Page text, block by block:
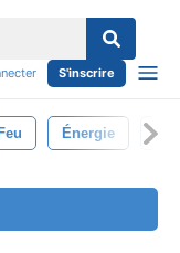
S'inscrire
Feu Énergie